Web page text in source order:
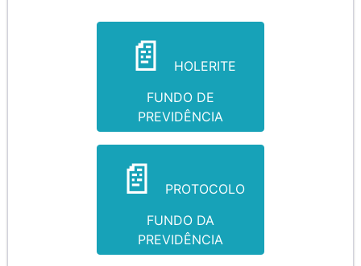
HOLERITE
FUNDO DE
PREVIDÊNCIA
PROTOCOLO
FUNDO DA
PREVIDÊNCIA